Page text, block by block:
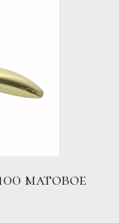
матовое